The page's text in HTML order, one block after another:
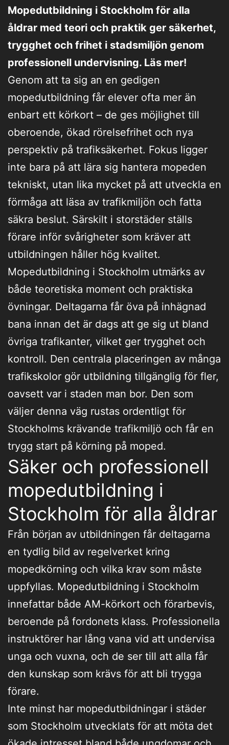
Mopedutbildning i Stockholm för alla
åldrar med teori och praktik ger säkerhet,
trygghet och frihet i stadsmiljön genom
professionell undervisning. Läs mer!
Genom att ta sig an en gedigen
mopedutbildning får elever ofta mer än
enbart ett körkort – de ges möjlighet till
oberoende, ökad rörelsefrihet och nya
perspektiv på trafiksäkerhet. Fokus ligger
inte bara på att lära sig hantera mopeden
tekniskt, utan lika mycket på att utveckla en
förmåga att läsa av trafikmiljön och fatta
säkra beslut. Särskilt i storstäder ställs
förare inför svårigheter som kräver att
utbildningen håller hög kvalitet.
Mopedutbildning i Stockholm utmärks av
både teoretiska moment och praktiska
övningar. Deltagarna får öva på inhägnad
bana innan det är dags att ge sig ut bland
övriga trafikanter, vilket ger trygghet och
kontroll. Den centrala placeringen av många
trafikskolor gör utbildning tillgänglig för fler,
oavsett var i staden man bor. Den som
väljer denna väg rustas ordentligt för
Stockholms krävande trafikmiljö och får en
trygg start på körning på moped.
Säker och professionell
mopedutbildning i
Stockholm för alla åldrar
Från början av utbildningen får deltagarna
en tydlig bild av regelverket kring
mopedkörning och vilka krav som måste
uppfyllas. Mopedutbildning i Stockholm
innefattar både AM-körkort och förarbevis,
beroende på fordonets klass. Professionella
instruktörer har lång vana vid att undervisa
unga och vuxna, och de ser till att alla får
den kunskap som krävs för att bli trygga
förare.
Inte minst har mopedutbildningar i städer
som Stockholm utvecklats för att möta det